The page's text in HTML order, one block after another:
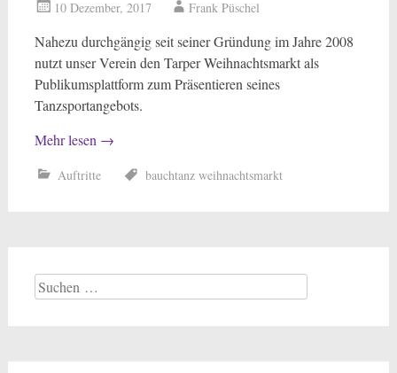
10 Dezember, 2017 Frank Püschel
Nahezu durchgängig seit seiner Gründung im Jahre 2008
nutzt unser Verein den Tarper Weihnachtsmarkt als
Publikumsplattform zum Präsentieren seines
Tanzsportangebots.
Mehr lesen →
Auftritte bauchtanz weihnachtsmarkt
Suchen
nach: